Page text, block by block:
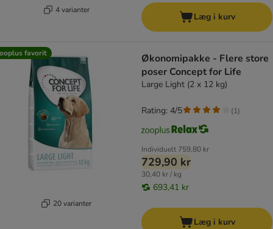
4 varianter
Læg i kurv
favorit
20 varianter
Økonomipakke - Flere store
poser Concept for Life
Large Light (2 x 12 kg)
Individuelt 759,80 kr
729,90 kr
30,40 kr / kg
693,41 kr
Rating: 4/5 (1)
Læg i kurv